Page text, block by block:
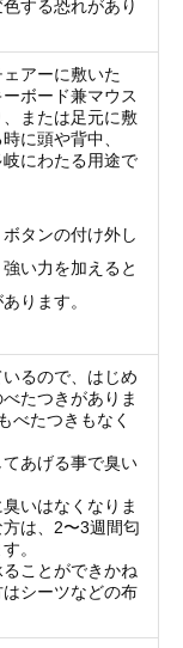
する恐れがあり
アーに敷いた
ボード兼マウス
または足元に敷
に頭や背中、
にわたる用途で
タンの付け外し
い力を加えると
ります。
るので、はじめ
たつきがありま
べたつきもなく
あげる事で臭い
いはなくなりま
は、2〜3週間匂
。
ことができかね
シーツなどの布